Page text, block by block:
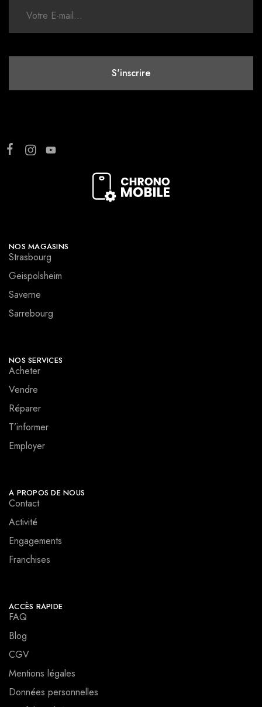
NOS MAGASINS
Strasbourg
Geispolsheim
Saverne
Sarrebourg
NOS SERVICES
Acheter
Vendre
Réparer
T’informer
Employer
A PROPOS DE NOUS
Contact
Activité
Engagements
Franchises
ACCÈS RAPIDE
FAQ
Blog
CGV
Mentions légales
Données personnelles